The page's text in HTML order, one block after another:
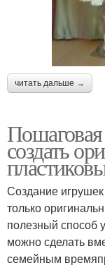
читать дальше →
создать
Создание
только
полезный способ
можно сделать
семейным